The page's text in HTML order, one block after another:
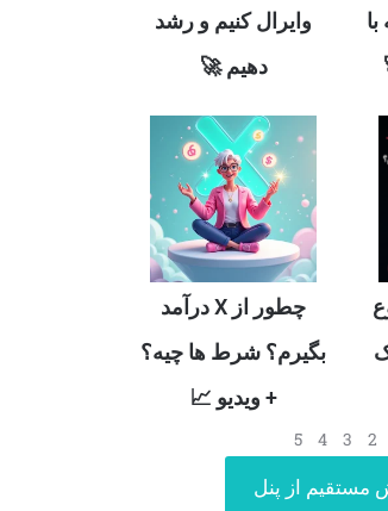
وایرال کنیم و رشد
دهیم 🚀
چطور از X درآمد
بگیرم؟ شرط ها چیه؟
+ ویدیو 📈
2
3
4
5
مستقیم از پنل